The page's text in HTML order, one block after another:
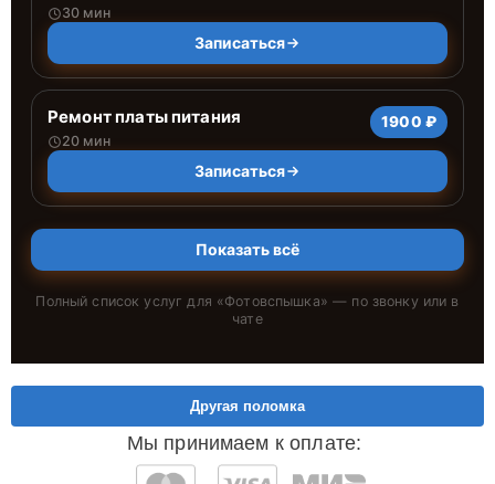
30 мин
Записаться
Ремонт платы питания
20 мин
1900 ₽
Записаться
Показать всё
Полный список услуг для «Фотовспышка» — по звонку или в
чате
Мы принимаем к оплате:
Другая поломка